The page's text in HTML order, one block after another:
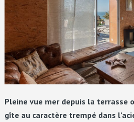
Pleine vue mer depuis la terrasse
gîte au caractère trempé dans